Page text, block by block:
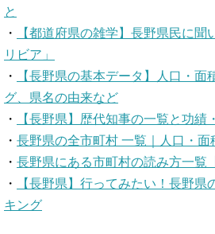
と
・
【都道府県の雑学】長野県民に聞
リビア」
・
【長野県の基本データ】人口・面
グ、県名の由来など
・
【長野県】歴代知事の一覧と功績
・ 長野県の全市町村 一覧｜人口・
・ 長野県にある市町村の読み方一覧
・
【長野県】行ってみたい！長野県
キング